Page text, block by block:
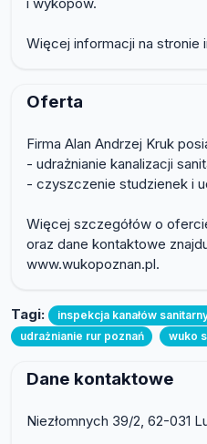
Więcej informacji na stronie
Oferta
Firma Alan Andrzej Kruk
- udrażnianie kanalizacji
- czyszczenie studzienek i
Więcej szczegółów o
oraz dane kontaktowe
www.wukopoznan.pl.
Tagi: inspekcja kanałów
udrażnianie rur poznań
wuko
Dane kontaktowe
Niezłomnych 39/2, 62-031